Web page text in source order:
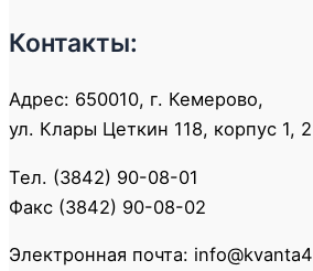
Контакты:
Адрес: 650010, г. Кемерово,
ул. Клары Цеткин 118, корпус 1,
Тел. (3842) 90-08-01
Факс (3842) 90-08-02
Электронная почта: